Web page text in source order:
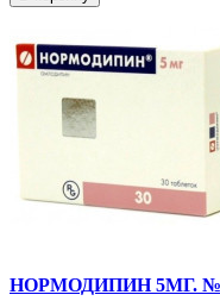
НОРМОДИПИН 5МГ.